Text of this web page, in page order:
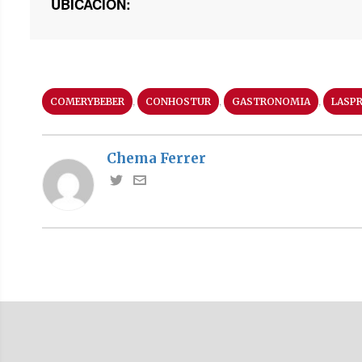
UBICACIÓN:
COMERYBEBER , CONHOSTUR , GASTRONOMIA ,
Chema Ferrer